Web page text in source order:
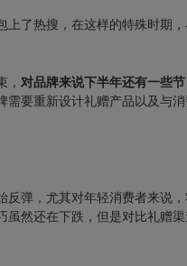
上了热搜，在这样的特殊时期
， 对品牌来说下半年还有一些节
需要重新设计礼赠产品以及与
反弹，尤其对年轻消费者来说
虽然还在下跌，但是对比礼赠